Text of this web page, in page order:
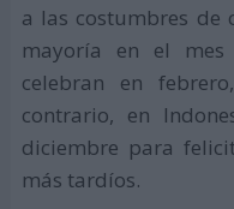
a las costumbres de
mayoría en el
celebran en
contrario, en
diciembre para
más tardíos.